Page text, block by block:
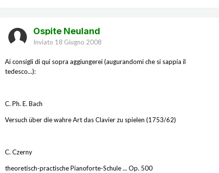
Ospite Neuland
Inviato 18 Giugno 2008
Ai consigli di qui sopra aggiungerei (augurandomi che si sappia il
tedesco...):
C. Ph. E. Bach
Versuch über die wahre Art das Clavier zu spielen (1753/62)
C. Czerny
theoretisch-practische Pianoforte-Schule ... Op. 500